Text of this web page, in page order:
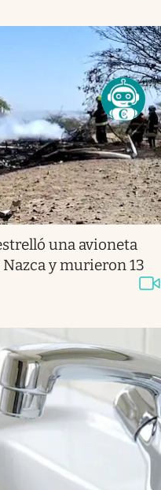
una avioneta
y murieron 13